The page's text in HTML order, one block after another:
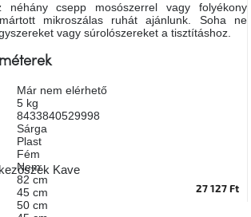
Kave
27 127 Ft
néhány csepp mosószerrel vagy folyékony
mikroszálas ruhát ajánlunk. Soha ne
vagy súrolószereket a tisztításhoz.
Már nem elérhető
5 kg
8433840529998
Sárga
Plast
Fém
Nem
82 cm
45 cm
50 cm